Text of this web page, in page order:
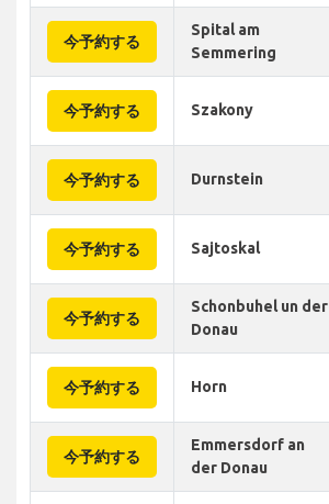
今予約する
Spital am
Semmering
今予約する Szakony
今予約する Durnstein
今予約する Sajtoskal
今予約する
Schonbuhel un der
Donau
今予約する Horn
今予約する
Emmersdorf an
der Donau